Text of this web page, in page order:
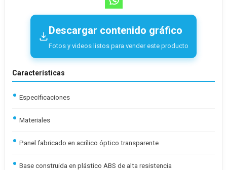
Descargar contenido gráfico
Fotos y videos listos para vender este producto
Características
Especificaciones
Materiales
Panel fabricado en acrílico óptico transparente
Base construida en plástico ABS de alta resistencia